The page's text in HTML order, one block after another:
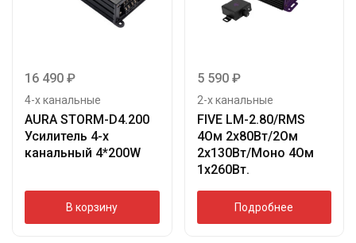
16 490 ₽
4-х канальные
AURA STORM-D4.200
Усилитель 4-х
канальный 4*200W
В корзину
5 590 ₽
2-х канальные
FIVE LM-2.80/RMS
4Ом 2х80Вт/2Ом
2х130Вт/Моно 4Ом
1х260Вт.
Подробнее